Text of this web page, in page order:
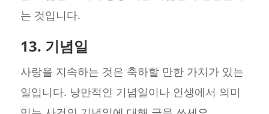
는 것입니다.
13. 기념일
사랑을 지속하는 것은 축하할 만한 가치가 있는
일입니다. 낭만적인 기념일이나 인생에서 의미